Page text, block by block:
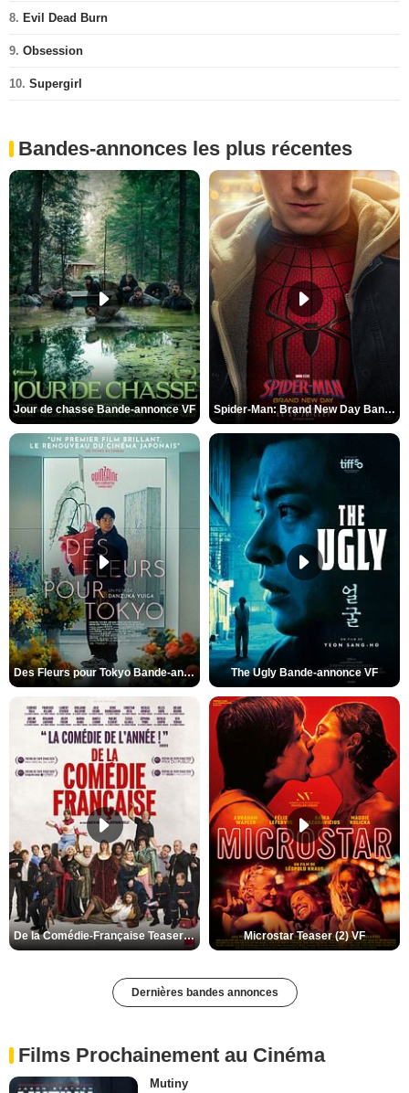
8. Evil Dead Burn
9. Obsession
10. Supergirl
Bandes-annonces les plus récentes
Jour de chasse Bande-annonce VF Spider-Man: Brand New Day Bande-annonce (3) VO STFR
Des Fleurs pour Tokyo Bande-annonce VO STFR The Ugly Bande-annonce VF
De la Comédie-Française Teaser (3) VF Microstar Teaser (2) VF
Dernières bandes annonces
Films Prochainement au Cinéma
Mutiny